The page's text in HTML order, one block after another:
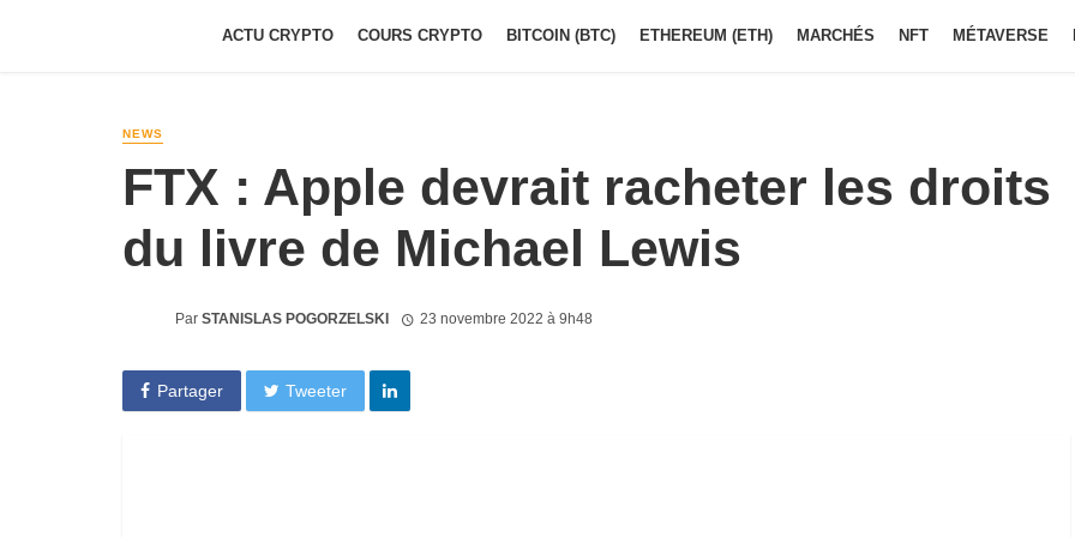
ACTU CRYPTO COURS CRYPTO BITCOIN (BTC) ETHEREUM (ETH) MARCHÉS NFT MÉTAVERSE
NEWS
FTX : Apple devrait racheter les droits
du livre de Michael Lewis
Par STANISLAS POGORZELSKI 23 novembre 2022 à 9h48
Partager Tweeter